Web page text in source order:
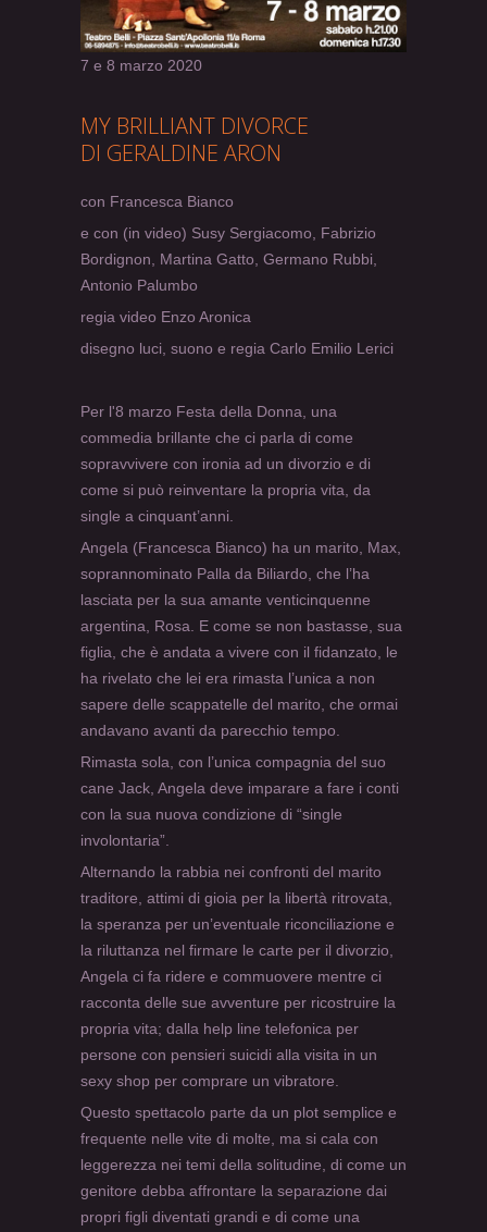
7 e 8 marzo 2020
MY BRILLIANT DIVORCE
DI GERALDINE ARON
con Francesca Bianco
e con (in video) Susy Sergiacomo, Fabrizio
Bordignon, Martina Gatto, Germano Rubbi,
Antonio Palumbo
regia video Enzo Aronica
disegno luci, suono e regia Carlo Emilio Lerici
Per l'8 marzo Festa della Donna, una
commedia brillante che ci parla di come
sopravvivere con ironia ad un divorzio e di
come si può reinventare la propria vita, da
single a cinquant’anni.
Angela (Francesca Bianco) ha un marito, Max,
soprannominato Palla da Biliardo, che l’ha
lasciata per la sua amante venticinquenne
argentina, Rosa. E come se non bastasse, sua
figlia, che è andata a vivere con il fidanzato, le
ha rivelato che lei era rimasta l’unica a non
sapere delle scappatelle del marito, che ormai
andavano avanti da parecchio tempo.
Rimasta sola, con l’unica compagnia del suo
cane Jack, Angela deve imparare a fare i conti
con la sua nuova condizione di “single
involontaria”.
Alternando la rabbia nei confronti del marito
traditore, attimi di gioia per la libertà ritrovata,
la speranza per un’eventuale riconciliazione e
la riluttanza nel firmare le carte per il divorzio,
Angela ci fa ridere e commuovere mentre ci
racconta delle sue avventure per ricostruire la
propria vita; dalla help line telefonica per
persone con pensieri suicidi alla visita in un
sexy shop per comprare un vibratore.
Questo spettacolo parte da un plot semplice e
frequente nelle vite di molte, ma si cala con
leggerezza nei temi della solitudine, di come un
genitore debba affrontare la separazione dai
propri figli diventati grandi e di come una